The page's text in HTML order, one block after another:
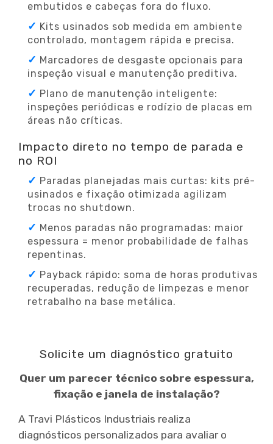
embutidos e cabeças fora do fluxo.
Kits usinados sob medida em ambiente
controlado, montagem rápida e precisa.
Marcadores de desgaste opcionais para
inspeção visual e manutenção preditiva.
Plano de manutenção inteligente:
inspeções periódicas e rodízio de placas em
áreas não críticas.
Impacto direto no tempo de parada e
no ROI
Paradas planejadas mais curtas: kits pré-
usinados e fixação otimizada agilizam
trocas no shutdown.
Menos paradas não programadas: maior
espessura = menor probabilidade de falhas
repentinas.
Payback rápido: soma de horas produtivas
recuperadas, redução de limpezas e menor
retrabalho na base metálica.
Solicite um diagnóstico gratuito
Quer um parecer técnico sobre espessura,
fixação e janela de instalação?
A Travi Plásticos Industriais realiza
diagnósticos personalizados para avaliar o